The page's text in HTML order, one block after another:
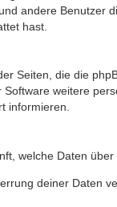
andere Benutzer
hast.
Seiten, die die
weitere
informieren.
welche Daten
deiner Daten